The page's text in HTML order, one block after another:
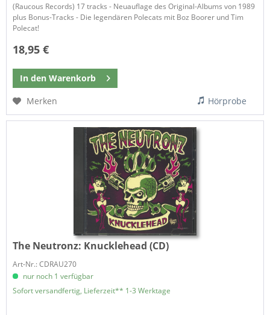
(Raucous Records) 17 tracks - Neuauflage des Original-Albums von 1989
plus Bonus-Tracks - Die legendären Polecats mit Boz Boorer und Tim
Polecat!
18,95 €
In den Warenkorb
Merken
Hörprobe
The Neutronz: Knucklehead (CD)
Art-Nr.: CDRAU270
nur noch 1 verfügbar
Sofort versandfertig, Lieferzeit** 1-3 Werktage